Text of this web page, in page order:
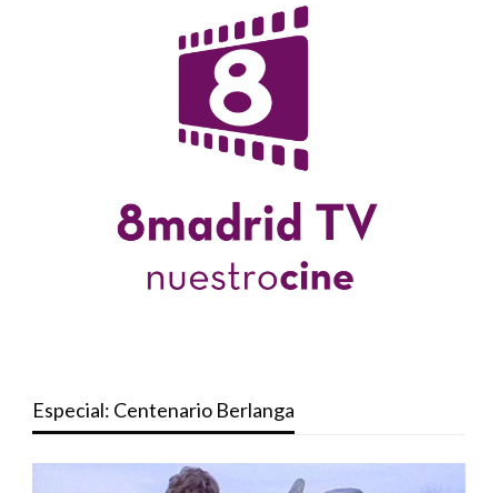
Especial: Centenario Berlanga